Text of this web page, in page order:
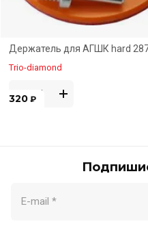
Держатель для АГШК hard
Trio-diamond
320 ₽